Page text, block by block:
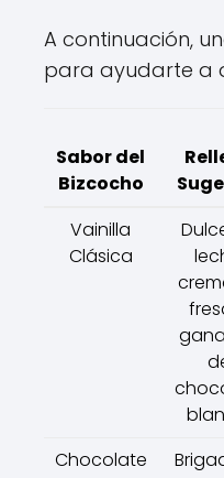
A continuación,
para ayudarte a
Sabor del
Bizcocho
Vainilla
Clásica
Chocolate